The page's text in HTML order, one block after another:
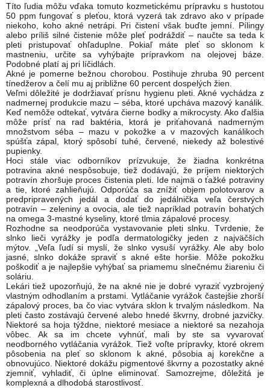
Títo ľudia môžu vďaka tomuto kozmetickému prípravku s hustotou
50 ppm fungovať s pleťou, ktorá vyzerá tak zdravo ako v prípade
niekoho, koho akné netrápi. Pri čistení však buďte jemní. Pílingy
alebo príliš silné čistenie môže pleť podráždiť – naučte sa teda k
pleti pristupovať ohľaduplne. Pokiaľ máte pleť so sklonom k
mastneniu, určite sa vyhýbajte prípravkom na olejovej báze.
Podobné platí aj pri líčidlách.
Akné je pomerne bežnou chorobou. Postihuje zhruba 90 percent
tínedžerov a čelí mu aj približne 60 percent dospelých žien.
Veľmi dôležité je dodržiavať prísnu hygienu pleti. Akné vychádza z
nadmernej produkcie mazu – séba, ktoré upcháva mazový kanálik.
Keď nemôže odtekať, vytvára čierne bodky a mikrocysty. Ako ďalšia
môže prísť na rad baktéria, ktorá je priťahovaná nadmerným
množstvom séba – mazu v pokožke a v mazových kanálikoch
spúšťa zápal, ktorý spôsobí tuhé, červené, niekedy až bolestivé
pupienky.
Hoci stále viac odborníkov prízvukuje, že žiadna konkrétna
potravina akné nespôsobuje, tiež dodávajú, že príjem niektorých
potravín zhoršuje proces čistenia pleti. Ide najmä o ťažké potraviny
a tie, ktoré zahlieňujú. Odporúča sa znížiť objem polotovarov a
predpripravených jedál a dodať do jedálnička veľa čerstvých
potravín – zeleniny a ovocia, ale tiež napríklad potravín bohatých
na omega 3-mastné kyseliny, ktoré tlmia zápalové procesy.
Rozhodne sa neodporúča vystavovanie pleti slnku. Tvrdenie, že
slnko lieči vyrážky je podľa dermatologičky jeden z najväčších
mýtov. „Veľa ľudí si myslí, že slnko vysuší vyrážky. Ale aby bolo
jasné, slnko dokáže spraviť s akné ešte horšie. Môže pokožku
poškodiť a je najlepšie vyhýbať sa priamemu slnečnému žiareniu či
soláriu.
Lekári tiež upozorňujú, že na akné nie je dobré vyraziť vyzbrojený
vlastným odhodlaním a prstami. Vytláčanie vyrážok častejšie zhorší
zápalový proces, ba čo viac vytvára sklon k trvalým následkom. Na
pleti často zostávajú červené alebo hnedé škvrny, drobné jazvičky.
Niektoré sa hoja týždne, niektoré mesiace a niektoré sa nezahoja
vôbec. Ak sa im chcete vyhnúť, mali by ste sa vyvarovať
neodborného vytláčania vyrážok. Tiež voľte prípravky, ktoré okrem
pôsobenia na pleť so sklonom k akné, pôsobia aj korekčne a
obnovujúco. Niektoré dokážu pigmentové škvrny a pozostatky akné
zjemniť, vyhladiť, či úplne eliminovať. Samozrejme, dôležitá je
komplexná a dlhodobá starostlivosť.